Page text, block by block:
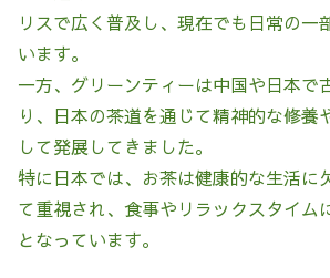
リスで広く普及し、現在でも日常の一
います。
一方、グリーンティーは中国や日本で
り、日本の茶道を通じて精神的な修養
して発展してきました。
特に日本では、お茶は健康的な生活に
て重視され、食事やリラックスタイム
となっています。